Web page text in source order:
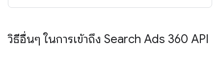
วิธีอื่นๆ ในการเข้าถึง Search Ads 360 API